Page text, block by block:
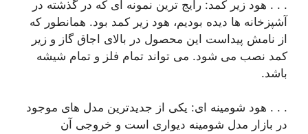
. . . هود زیر کمد: رایج ترین نمونه ای که در گذشته در
آشپزخانه ها دیده بودیم، هود زیر کمد بود. همانطور که
از نامش پیداست این محصول در بالای اجاق گاز و زیر
کمد نصب می شود. می تواند تمام فلز و تمام شیشه
باشد.
. . . هود شومینه ای: یکی از جدیدترین مدل های موجود
در بازار مدل شومینه دیواری است و خروجی آن